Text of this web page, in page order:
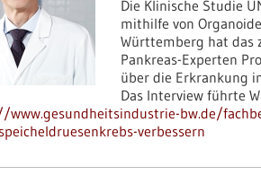
Die Klinische Studie
mithilfe von
Württemberg hat das
Pankreas-Experten
über die Erkrankung
Das Interview führte
www.gesundheitsindustrie-bw.de/
verbessern